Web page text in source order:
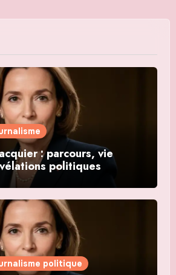
: parcours, vie
politiques
politique